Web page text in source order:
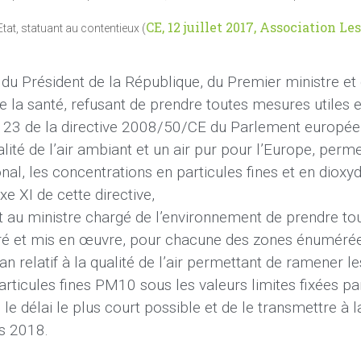
statuant au contentieux (CE, 12 juillet 2017, Association
Président de la République, du Premier ministre et
la santé, refusant de prendre toutes mesures utiles
de la directive 2008/50/CE du Parlement
de l’air ambiant et un air pur pour l’Europe,
les concentrations en particules fines et en
XI de cette directive,
ministre chargé de l’environnement de prendre
et mis en œuvre, pour chacune des zones
relatif à la qualité de l’air permettant de ramener
fines PM10 sous les valeurs limites fixées
le délai le plus court possible et de le transmettre à
2018.